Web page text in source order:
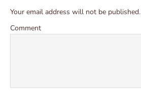
Your email address will not be published.
Comment